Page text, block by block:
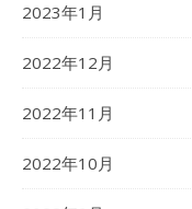
2023年1月
2022年12月
2022年11月
2022年10月